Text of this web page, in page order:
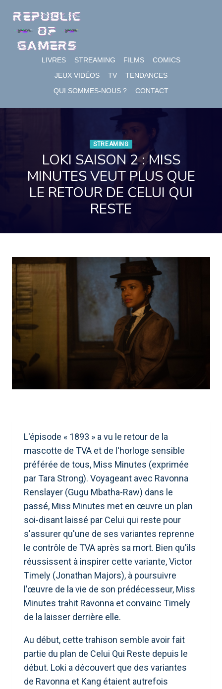
content
LIVRES STREAMING FILMS
COMICS
JEUX VIDÉOS
TV
TENDANCES
QUI SOMMES-NOUS ?
CONTACT
STREAMING
LOKI SAISON 2 : MISS
MINUTES VEUT PLUS QUE
LE RETOUR DE CELUI QUI
RESTE
L'épisode « 1893 » a vu le retour de la
mascotte de TVA et de l'horloge sensible
préférée de tous, Miss Minutes (exprimée
par Tara Strong). Voyageant avec Ravonna
Renslayer (Gugu Mbatha-Raw) dans le
passé, Miss Minutes met en œuvre un plan
soi-disant laissé par Celui qui reste pour
s'assurer qu'une de ses variantes reprenne
le contrôle de TVA après sa mort. Bien qu'ils
réussissent à inspirer cette variante, Victor
Timely (Jonathan Majors), à poursuivre
l'œuvre de la vie de son prédécesseur, Miss
Minutes trahit Ravonna et convainc Timely
de la laisser derrière elle.
Au début, cette trahison semble avoir fait
partie du plan de Celui Qui Reste depuis le
début. Loki a découvert que des variantes
de Ravonna et Kang étaient autrefois